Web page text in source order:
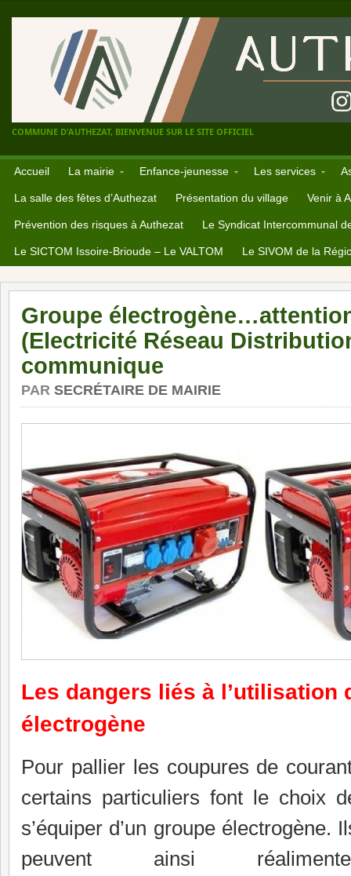
COMMUNE D'AUTHEZAT, BIENVENUE SUR LE SITE OFFICIEL
Accueil La mairie Enfance-jeunesse Les services
La salle des fêtes d’Authezat Présentation du village Venir à
Prévention des risques à Authezat Le Syndicat Intercommunal
Le SICTOM Issoire-Brioude – Le VALTOM Le SIVOM de la
Groupe
(Electricité Réseau
communique
PAR SECRÉTAIRE DE MAIRIE
Les dangers liés à l’utilisation
électrogène
Pour pallier les coupures de
certains particuliers font le choix
s’équiper d’un groupe électrogène.
peuvent ainsi